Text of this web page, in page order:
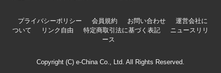
プライバシーポリシー 会員規約 お問い合わせ
運営会社に
ついて
リンク自由 特定商取引法に基づく表記
ニュースリリ
ース
Copyright (C) e-China Co., Ltd. All Rights Reserved.